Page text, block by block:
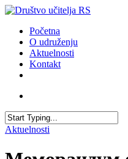
Skip
main
content
account
Menu
Početna
O udruženju
Aktuelnosti
Kontakt
Close
Aktuelnosti